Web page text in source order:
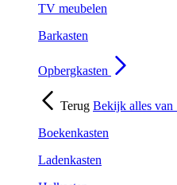
TV meubelen
Barkasten
Opbergkasten
Terug Bekijk alles van
Boekenkasten
Ladenkasten